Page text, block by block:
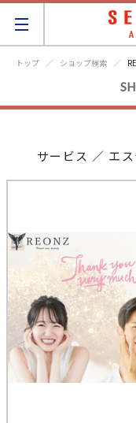
トップ ショップ検索
サービス ／ エ